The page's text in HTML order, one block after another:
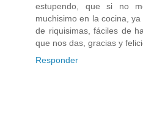
estupendo, que si no
muchisimo en la cocina,
de riquisimas, fáciles de
que nos das, gracias y
Responder